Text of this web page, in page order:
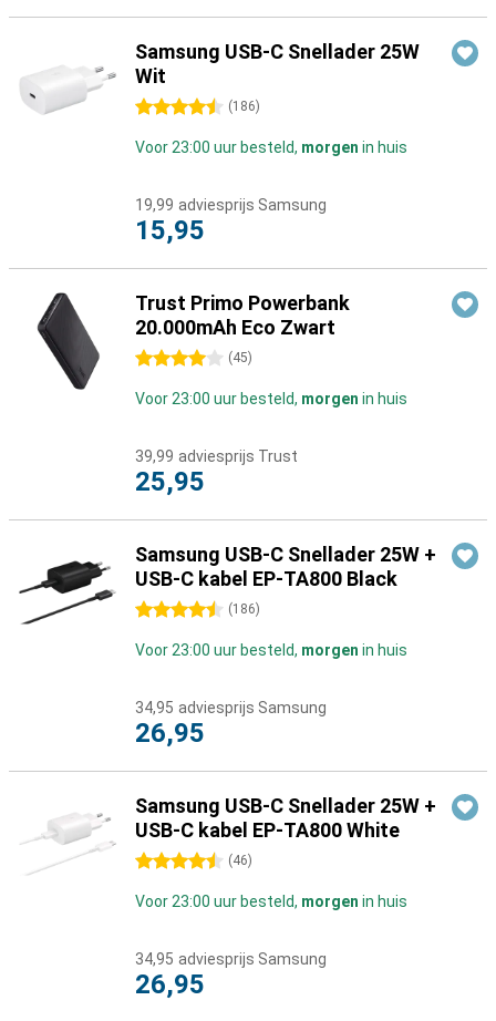
Samsung USB-C Snellader 25W
Wit
4.5 sterren (186)
Voor 23:00 uur besteld, morgen in huis
19,99 adviesprijs Samsung
15,95
Trust Primo Powerbank
20.000mAh Eco Zwart
4 sterren (45)
Voor 23:00 uur besteld, morgen in huis
39,99 adviesprijs Trust
25,95
Samsung USB-C Snellader 25W +
USB-C kabel EP-TA800 Black
4.5 sterren (186)
Voor 23:00 uur besteld, morgen in huis
34,95 adviesprijs Samsung
26,95
Samsung USB-C Snellader 25W +
USB-C kabel EP-TA800 White
4.5 sterren (46)
Voor 23:00 uur besteld, morgen in huis
34,95 adviesprijs Samsung
26,95